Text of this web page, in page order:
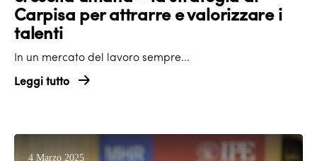
Carpisa per attrarre e valorizzare i
talenti
In un mercato del lavoro sempre...
Leggi tutto
4 Marzo 2025